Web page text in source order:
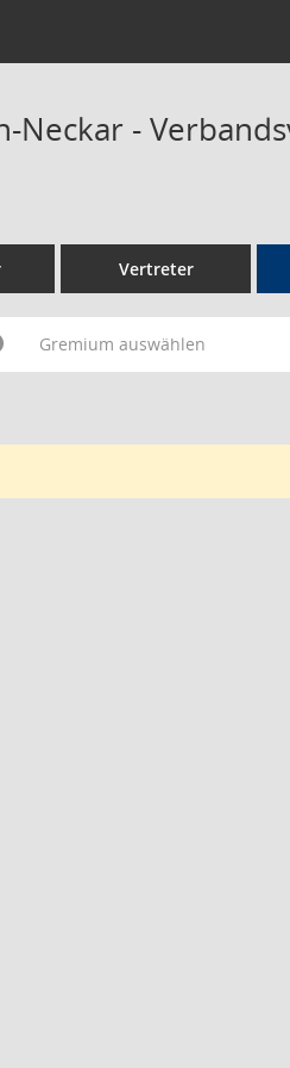
Neckar -
Vertreter
Gremium auswählen